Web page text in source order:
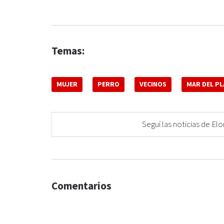
Temas:
MUJER PERRO VECINOS MAR DEL
Seguí las noticias de
Comentarios